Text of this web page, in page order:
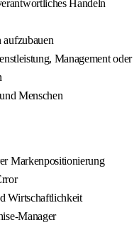
Handeln
aufzubauen
Management oder
Menschen
Markenpositionierung
Wirtschaftlichkeit
Manager